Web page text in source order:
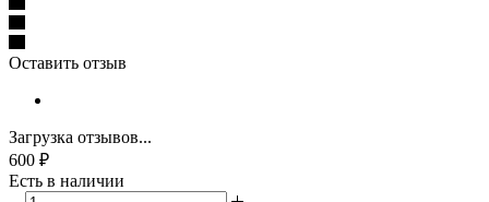
Оставить отзыв
Загрузка отзывов...
600 ₽
Есть в наличии